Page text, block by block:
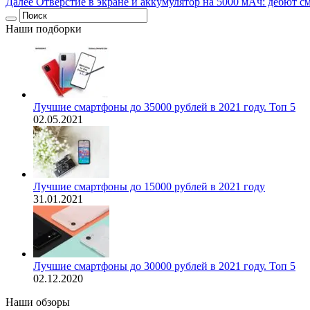
Наши подборки
Лучшие смартфоны до 35000 рублей в 2021 году. Топ 5
02.05.2021
Лучшие смартфоны до 15000 рублей в 2021 году
31.01.2021
Лучшие смартфоны до 30000 рублей в 2021 году. Топ 5
02.12.2020
Наши обзоры